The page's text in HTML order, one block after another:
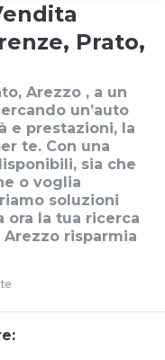
Prato,
Arezzo , a un
un’auto
e prestazioni, la
te. Con una
sia che
o voglia
soluzioni
ora la tua ricerca
Arezzo risparmia